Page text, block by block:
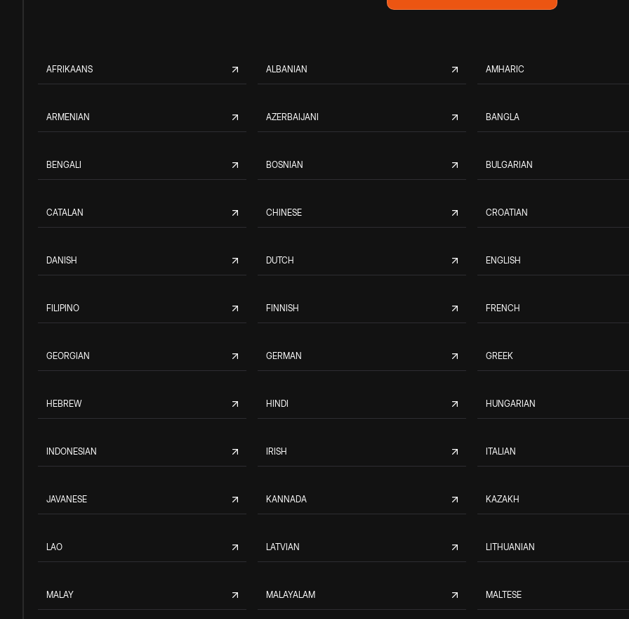
AFRIKAANS ALBANIAN AMHARIC
ARMENIAN AZERBAIJANI BANGLA
BENGALI BOSNIAN BULGARIAN
CATALAN CHINESE CROATIAN
DANISH DUTCH ENGLISH
FILIPINO FINNISH FRENCH
GEORGIAN GERMAN GREEK
HEBREW HINDI HUNGARIAN
INDONESIAN IRISH ITALIAN
JAVANESE KANNADA KAZAKH
LAO LATVIAN LITHUANIAN
MALAY MALAYALAM MALTESE